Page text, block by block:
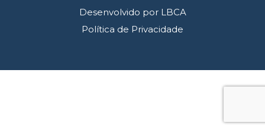
Desenvolvido por LBCA
Política de Privacidade